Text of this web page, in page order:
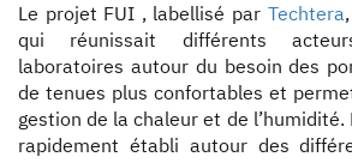
Le projet FUI , labellisé par Techtera
qui réunissait différents
laboratoires autour du besoin des
de tenues plus confortables et
gestion de la chaleur et de l’humidité.
rapidement établi autour des